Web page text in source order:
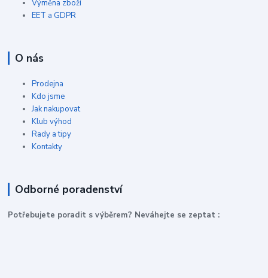
Výměna zboží
EET a GDPR
O nás
Prodejna
Kdo jsme
Jak nakupovat
Klub výhod
Rady a tipy
Kontakty
Odborné poradenství
Potřebujete poradit s výběrem? Neváhejte se zeptat :